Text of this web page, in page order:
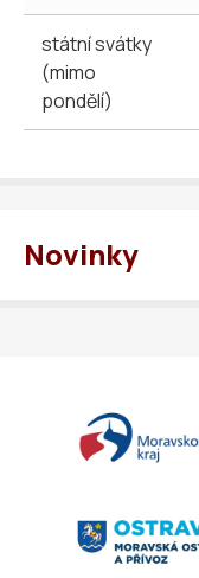
státní svátky
(mimo
pondělí)
Novinky